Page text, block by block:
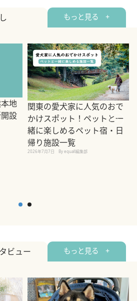
もっと見る +
地
設
関東の愛犬家に人気のおで
かけスポット！ペットと一
緒に楽しめるペット宿・日
帰り施設一覧
2026年7月7日 By equall編集部
ビュー もっと見る +